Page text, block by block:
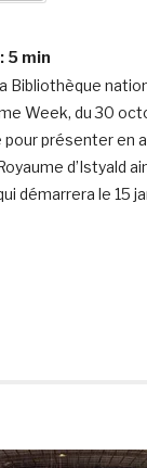
5 min
Bibliothèque
Week, du 30
pour présenter en
d’Istyald
démarrera le 15